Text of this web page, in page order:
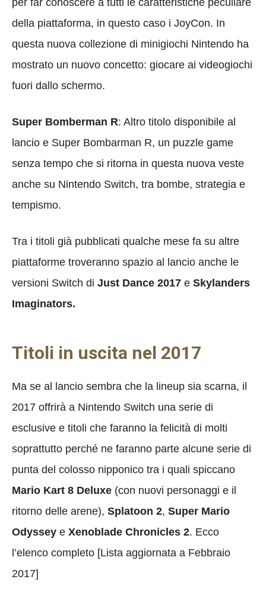
per far conoscere a tutti le caratteristiche peculiare
della piattaforma, in questo caso i JoyCon. In
questa nuova collezione di minigiochi Nintendo ha
mostrato un nuovo concetto: giocare ai videogiochi
fuori dallo schermo.
Super Bomberman R: Altro titolo disponibile al
lancio e Super Bombarman R, un puzzle game
senza tempo che si ritorna in questa nuova veste
anche su Nintendo Switch, tra bombe, strategia e
tempismo.
Tra i titoli già pubblicati qualche mese fa su altre
piattaforme troveranno spazio al lancio anche le
versioni Switch di Just Dance 2017 e Skylanders
Imaginators.
Titoli in uscita nel 2017
Ma se al lancio sembra che la lineup sia scarna, il
2017 offrirà a Nintendo Switch una serie di
esclusive e titoli che faranno la felicità di molti
soprattutto perché ne faranno parte alcune serie di
punta del colosso nipponico tra i quali spiccano
Mario Kart 8 Deluxe (con nuovi personaggi e il
ritorno delle arene), Splatoon 2, Super Mario
Odyssey e Xenoblade Chronicles 2. Ecco
l’elenco completo [Lista aggiornata a Febbraio
2017]